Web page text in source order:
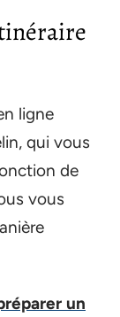
ligne
qui vous
de
vous
un